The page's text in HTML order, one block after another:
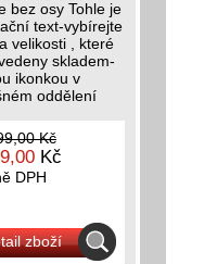
bez osy Tohle je
text-vybírejte
velikosti , které
skladem-
ikonkou v
oddělení
Kč
Kč
DPH
zboží